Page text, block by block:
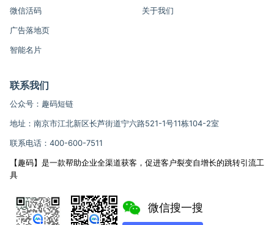
微信活码
广告落地页
智能名片
关于我们
联系我们
公众号：趣码短链
地址：南京市江北新区长芦街道宁六路521-1号11栋104-2室
联系电话：400-600-7511
【趣码】是一款帮助企业全渠道获客，促进客户裂变自增长的跳转引流工
具
微信搜一搜